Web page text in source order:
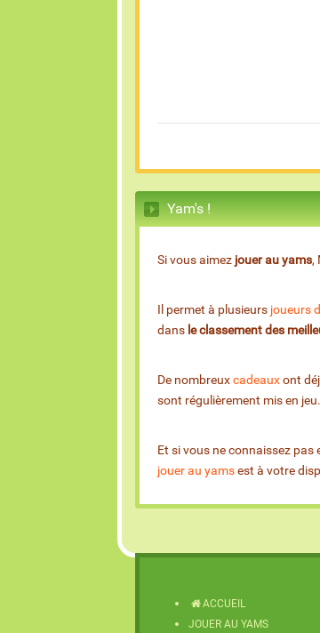
Yam's !
Si vous aimez jouer au yams,
Il permet à plusieurs joueurs
dans le classement des
De nombreuxcadeauxont
sont régulièrement mis en jeu.
Et si vous ne connaissez pas
jouer au yamsest à votre
ACCUEIL
JOUER AU YAMS